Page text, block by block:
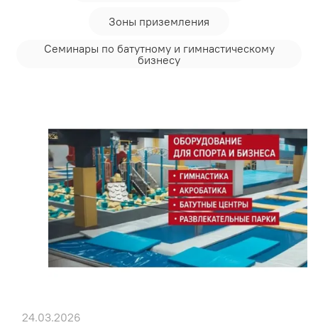
Зоны приземления
Семинары по батутному и гимнастическому
бизнесу
24.03.2026